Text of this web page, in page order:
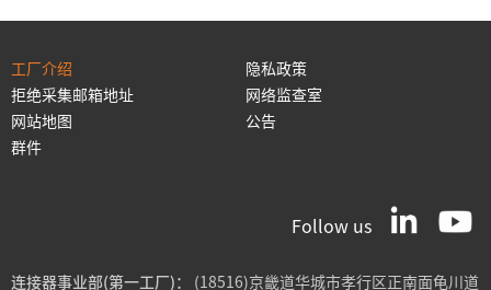
工厂介绍
隐私政策
拒绝采集邮箱地址
网络监查室
网站地图
公告
群件
Follow us
连接器事业部(第一工厂)： (18516)京畿道华城市孝行区正南面龟川道